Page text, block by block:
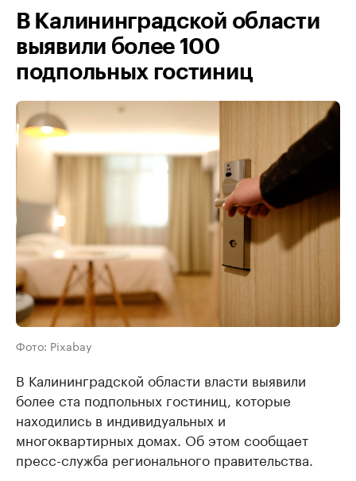
В Калининградской области
выявили более 100
подпольных гостиниц
Фото: Pixabay
В Калининградской области власти выявили
более ста подпольных гостиниц, которые
находились в индивидуальных и
многоквартирных домах. Об этом сообщает
пресс-служба регионального правительства.